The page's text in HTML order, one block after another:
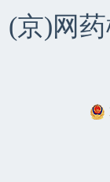
(京)网